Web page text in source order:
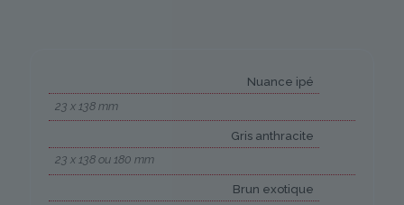
Nuance ipé
23 x 138 mm
Gris anthracite
23 x 138 ou 180 mm
Brun exotique